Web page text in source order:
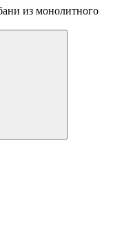
из монолитного